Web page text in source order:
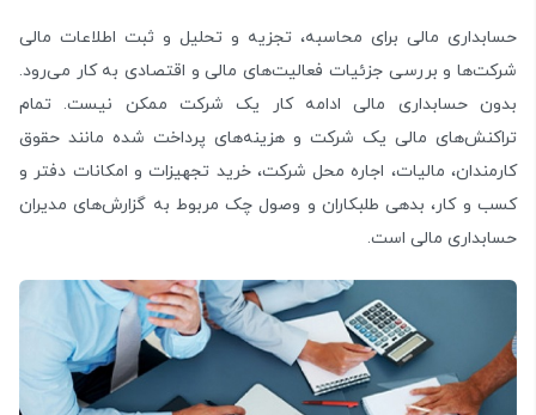
حسابداری مالی برای محاسبه، تجزیه و تحلیل و ثبت اطلاعات مالی
شرکت‌ها و بررسی جزئیات فعالیت‌های مالی و اقتصادی به کار می‌رود.
بدون حسابداری مالی ادامه کار یک شرکت ممکن نیست. تمام
تراکنش‌های مالی یک شرکت و هزینه‌های پرداخت شده مانند حقوق
کارمندان، مالیات، اجاره محل شرکت، خرید تجهیزات و امکانات دفتر و
کسب و کار، بدهی طلبکاران و وصول چک مربوط به گزارش‌های مدیران
حسابداری مالی است.